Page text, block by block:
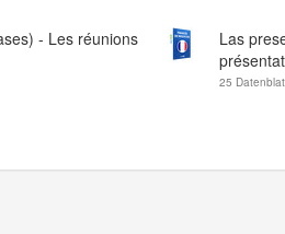
- Les réunions
Las
25